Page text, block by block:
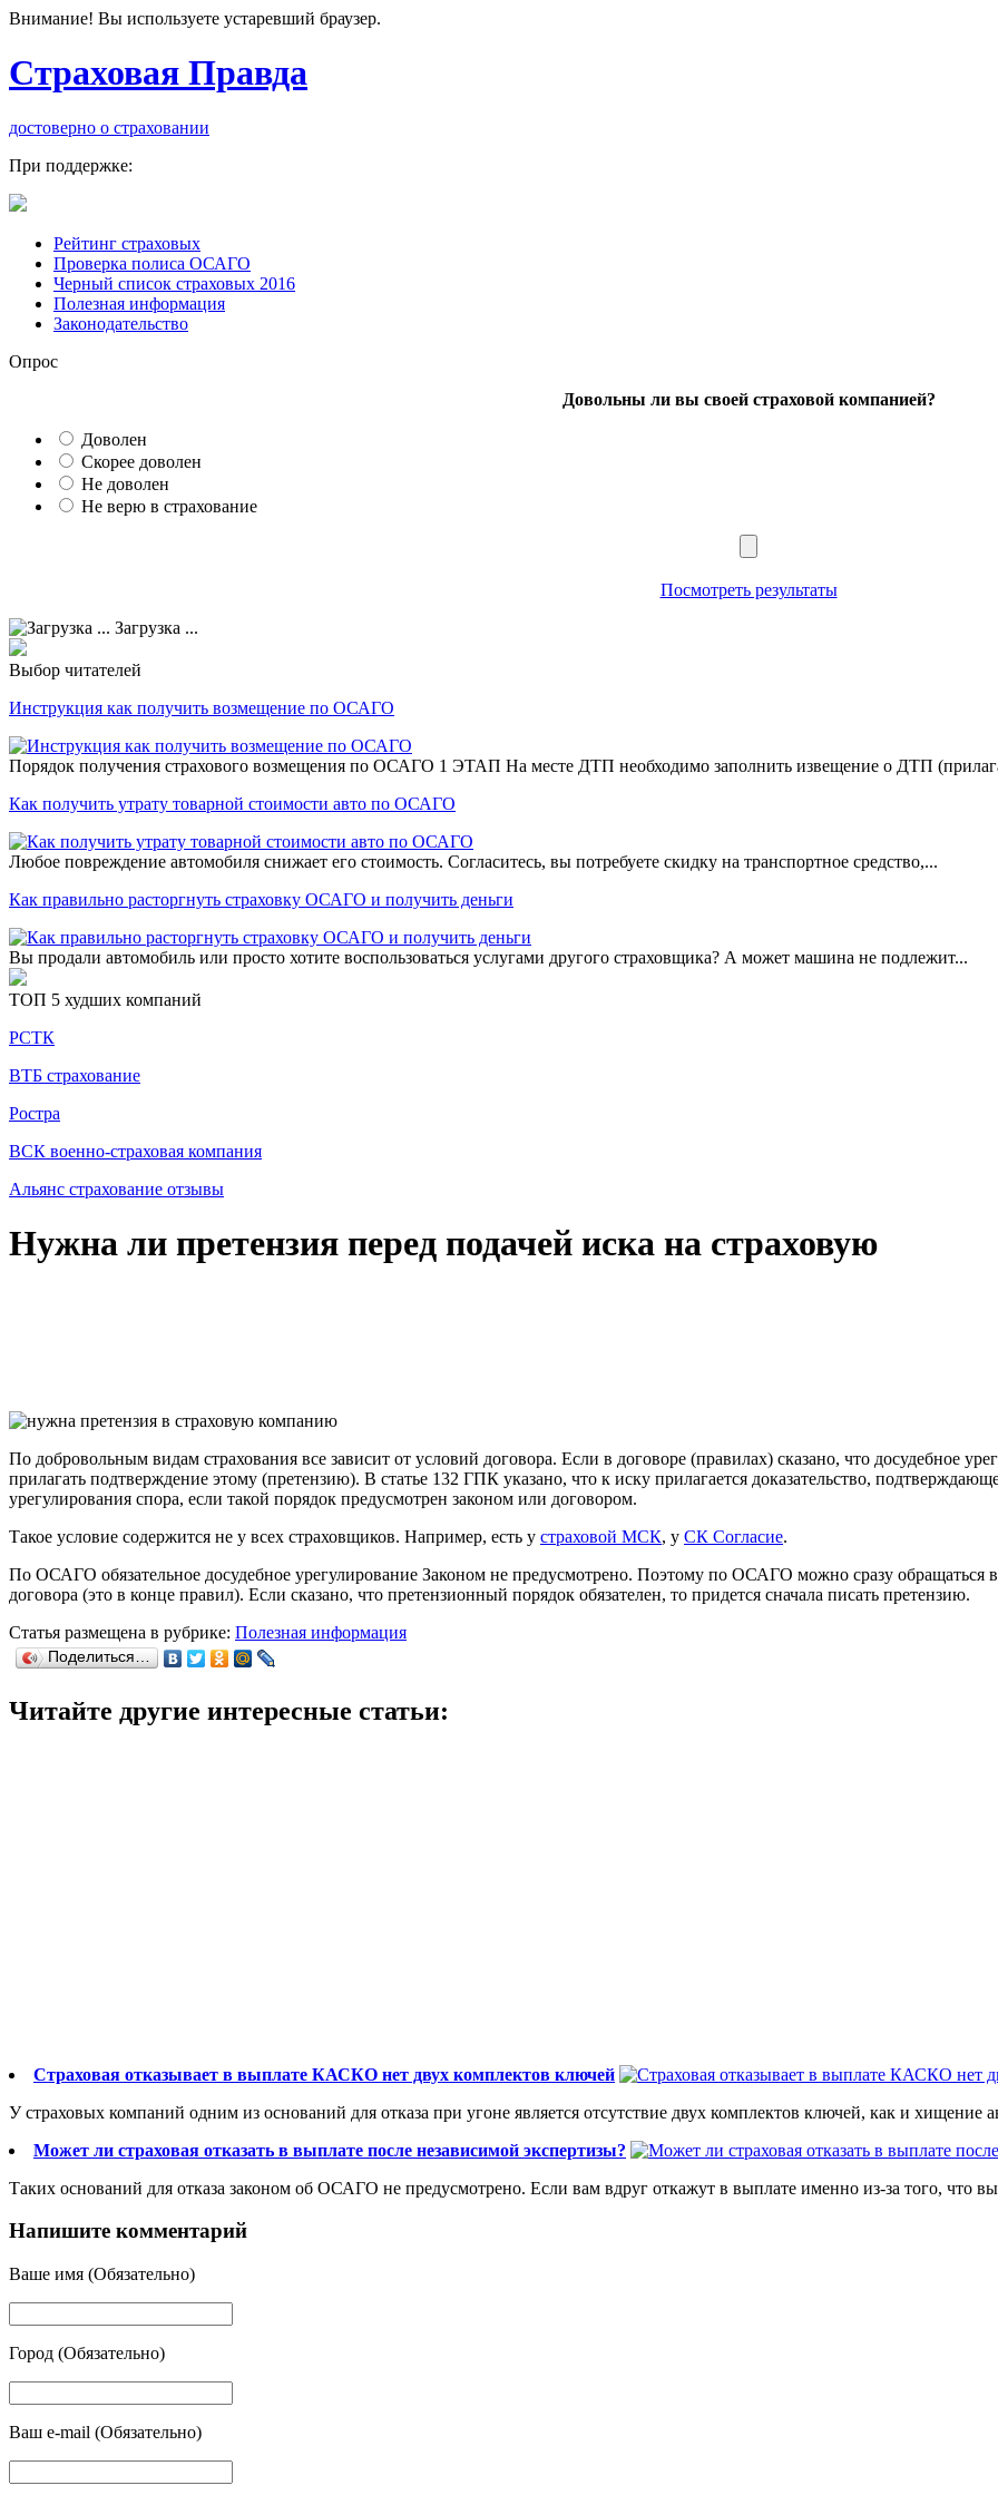
Внимание! Вы используете устаревший браузер.
Страховая Правда
достоверно о страховании
При поддержке:
Рейтинг страховых
Проверка полиса ОСАГО
Черный список страховых 2016
Полезная информация
Законодательство
Опрос
Довольны ли вы своей страховой компанией?
Доволен
Скорее доволен
Не доволен
Не верю в страхование
Посмотреть результаты
Загрузка ...
Выбор читателей
Инструкция как получить возмещение по ОСАГО
Порядок получения страхового возмещения по ОСАГО 1 ЭТАП На месте ДТП необходимо заполнить извещение о ДТП
Как получить утрату товарной стоимости авто по ОСАГО
Любое повреждение автомобиля снижает его стоимость. Согласитесь, вы потребуете скидку на транспортное средство,...
Как правильно расторгнуть страховку ОСАГО и получить деньги
Вы продали автомобиль или просто хотите воспользоваться услугами другого страховщика? А может машина не подлежит...
ТОП 5 худших компаний
РСТК
ВТБ страхование
Ростра
ВСК военно-страховая компания
Альянс страхование отзывы
Нужна ли претензия перед подачей иска на страховую
По добровольным видам страхования все зависит от условий договора. Если в договоре (правилах) сказано, что досудебное
прилагать подтверждение этому (претензию). В статье 132 ГПК указано, что к иску прилагается доказательство,
урегулирования спора, если такой порядок предусмотрен законом или договором.
Такое условие содержится не у всех страховщиков. Например, есть у страховой МСК, у СК Согласие.
По ОСАГО обязательное досудебное урегулирование Законом не предусмотрено. Поэтому по ОСАГО можно сразу обращаться
договора (это в конце правил). Если сказано, что претензионный порядок обязателен, то придется сначала писать претензию.
Статья размещена в рубрике: Полезная информация
Поделиться…
Читайте другие интересные статьи:
Страховая отказывает в выплате КАСКО нет двух комплектов ключей
У страховых компаний одним из оснований для отказа при угоне является отсутствие двух комплектов ключей, как и хищение
Может ли страховая отказать в выплате после независимой экспертизы?
Таких оснований для отказа законом об ОСАГО не предусмотрено. Если вам вдруг откажут в выплате именно из-за того, что
Напишите комментарий
Ваше имя (Обязательно)
Город (Обязательно)
Ваш e-mail (Обязательно)